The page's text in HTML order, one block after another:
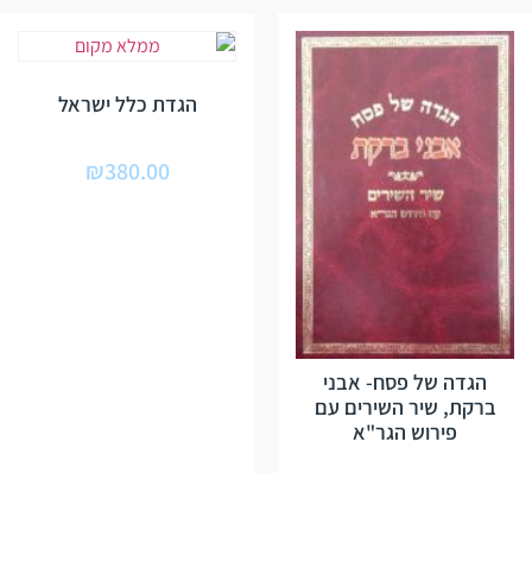
הגדה של פסח- אבני
ברקת, שיר השירים עם
פירוש הגר"א
הגדת כלל ישראל
₪380.00